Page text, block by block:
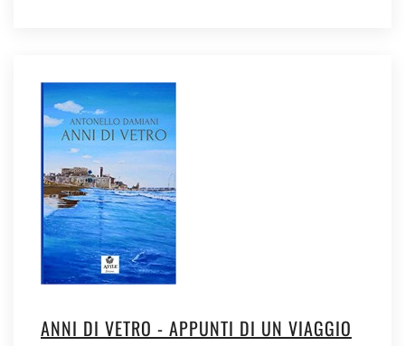
ANNI DI VETRO - APPUNTI DI UN VIAGGIO